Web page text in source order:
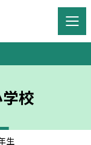
校
生